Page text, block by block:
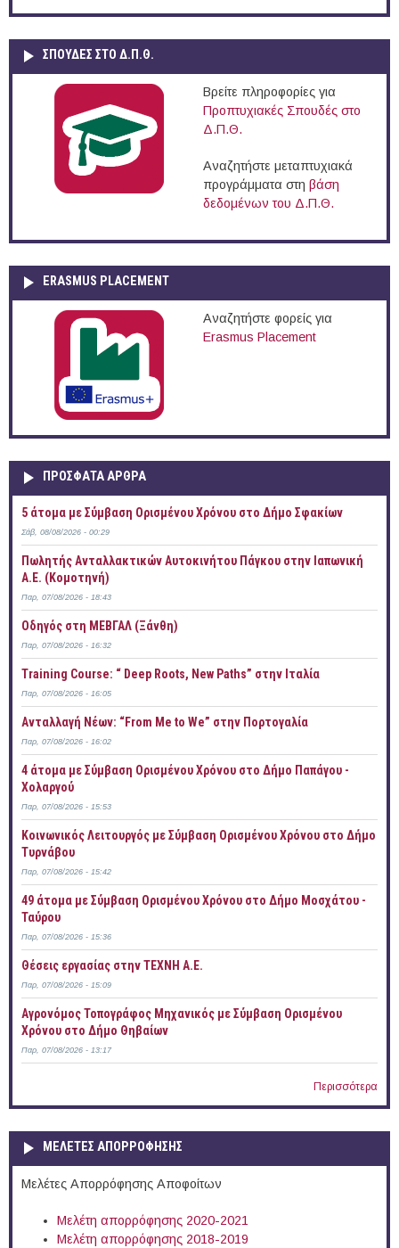
ΣΠΟΥΔΈΣ ΣΤΟ Δ.Π.Θ.
Βρείτε πληροφορίες για
Προπτυχιακές Σπουδές στο
Δ.Π.Θ.
Αναζητήστε μεταπτυχιακά
προγράμματα στη βάση
δεδομένων του Δ.Π.Θ.
ERASMUS PLACEMENT
Αναζητήστε φορείς για
Erasmus Placement
ΠΡOΣΦΑΤΑ AΡΘΡΑ
5 άτομα με Σύμβαση Ορισμένου Χρόνου στο Δήμο Σφακίων
Σάβ, 08/08/2026 - 00:29
Πωλητής Ανταλλακτικών Αυτοκινήτου Πάγκου στην Ιαπωνική
Α.Ε. (Κομοτηνή)
Παρ, 07/08/2026 - 18:43
Οδηγός στη ΜΕΒΓΑΛ (Ξάνθη)
Παρ, 07/08/2026 - 16:32
Training Course: “ Deep Roots, New Paths” στην Ιταλία
Παρ, 07/08/2026 - 16:05
Ανταλλαγή Νέων: “From Me to We” στην Πορτογαλία
Παρ, 07/08/2026 - 16:02
4 άτομα με Σύμβαση Ορισμένου Χρόνου στο Δήμο Παπάγου -
Χολαργού
Παρ, 07/08/2026 - 15:53
Κοινωνικός Λειτουργός με Σύμβαση Ορισμένου Χρόνου στο Δήμο
Τυρνάβου
Παρ, 07/08/2026 - 15:42
49 άτομα με Σύμβαση Ορισμένου Χρόνου στο Δήμο Μοσχάτου -
Ταύρου
Παρ, 07/08/2026 - 15:36
Θέσεις εργασίας στην ΤΕΧΝΗ Α.Ε.
Παρ, 07/08/2026 - 15:09
Αγρονόμος Τοπογράφος Μηχανικός με Σύμβαση Ορισμένου
Χρόνου στο Δήμο Θηβαίων
Παρ, 07/08/2026 - 13:17
Περισσότερα
ΜΕΛΕΤΕΣ ΑΠΟΡΡΟΦΗΣΗΣ
Μελέτες Απορρόφησης Αποφοίτων
Μελέτη απορρόφησης 2020-2021
Μελέτη απορρόφησης 2018-2019